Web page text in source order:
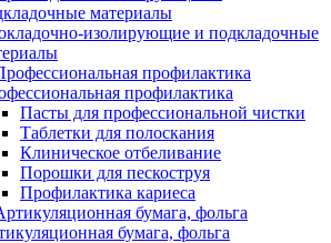
изолирующие и подкладочные
профилактика
Пасты для профессиональной чистки
Таблетки для полоскания
Клиническое отбеливание
Порошки для пескоструя
Профилактика кариеса
бумага, фольга